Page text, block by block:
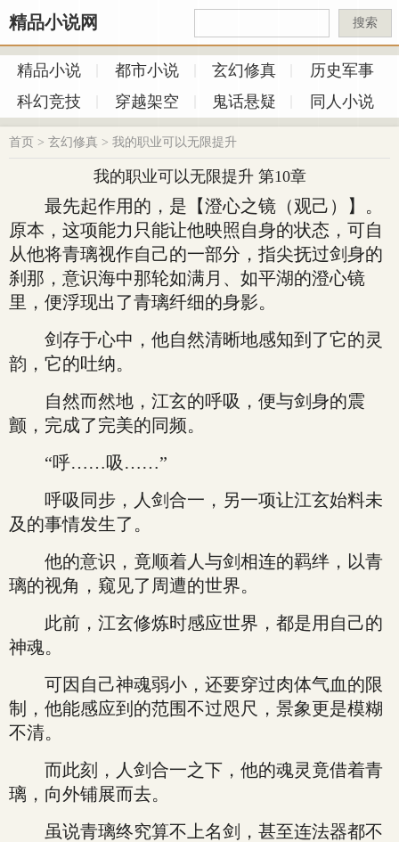
精品小说网 搜索
精品小说 都市小说 玄幻修真
历史军事
科幻竞技
穿越架空 鬼话悬疑 同人小说
首页 > 玄幻修真 > 我的职业可以无限提升
我的职业可以无限提升 第10章
最先起作用的，是【澄心之镜（观己）】。
原本，这项能力只能让他映照自身的状态，可自
从他将青璃视作自己的一部分，指尖抚过剑身的
刹那，意识海中那轮如满月、如平湖的澄心镜
里，便浮现出了青璃纤细的身影。
剑存于心中，他自然清晰地感知到了它的灵
韵，它的吐纳。
自然而然地，江玄的呼吸，便与剑身的震
颤，完成了完美的同频。
“呼……吸……”
呼吸同步，人剑合一，另一项让江玄始料未
及的事情发生了。
他的意识，竟顺着人与剑相连的羁绊，以青
璃的视角，窥见了周遭的世界。
此前，江玄修炼时感应世界，都是用自己的
神魂。
可因自己神魂弱小，还要穿过肉体气血的限
制，他能感应到的范围不过咫尺，景象更是模糊
不清。
而此刻，人剑合一之下，他的魂灵竟借着青
璃，向外铺展而去。
虽说青璃终究算不上名剑，甚至连法器都不